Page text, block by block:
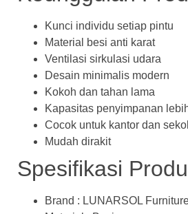
Kunci individu setiap pintu
Material besi anti karat
Ventilasi sirkulasi udara
Desain minimalis modern
Kokoh dan tahan lama
Kapasitas penyimpanan
Cocok untuk kantor dan
Mudah dirakit
Spesifikasi
Brand : LUNARSOL